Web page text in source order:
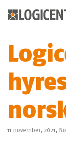
11 november, 2021,